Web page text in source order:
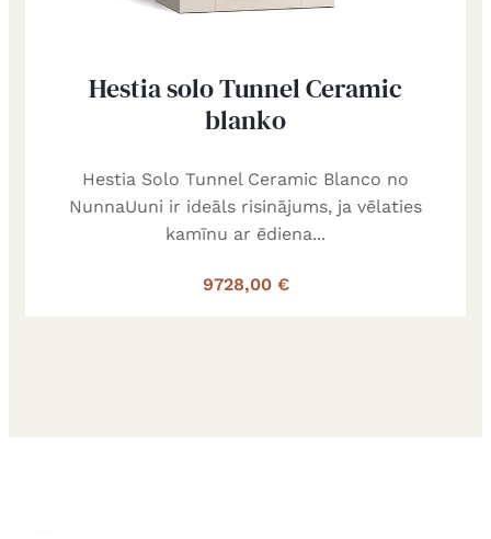
Hestia solo Tunnel Ceramic
blanko
Hestia Solo Tunnel Ceramic Blanco no
NunnaUuni ir ideāls risinājums, ja vēlaties
kamīnu ar ēdiena...
9728,00 €